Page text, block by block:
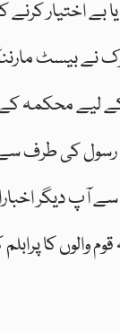
بے اختیار
بیسٹ مارننگ
محکمہ کے
رسول کی
آپ دیگر
والوں کا